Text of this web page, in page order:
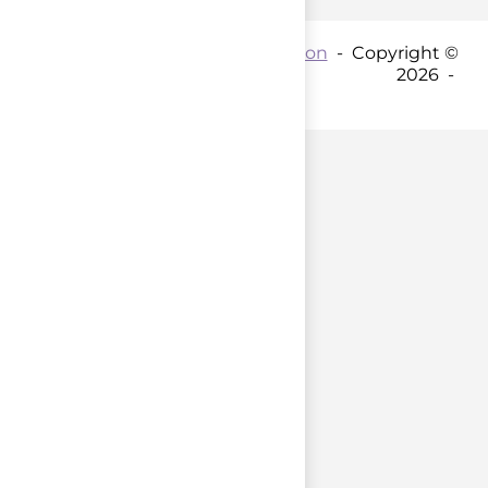
Coordination - Copyright ©
2026 -